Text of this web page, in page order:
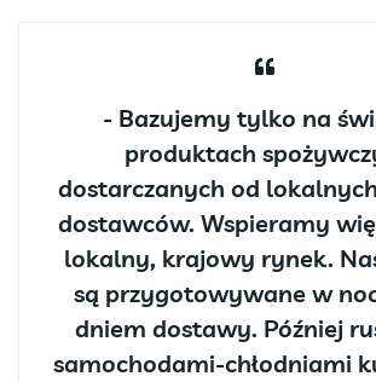
- Bazujemy tylko na
produktach
dostarczanych od
dostawców. Wspieramy
lokalny, krajowy rynek.
są przygotowywane w
dniem dostawy. Później
samochodami-chłodniami